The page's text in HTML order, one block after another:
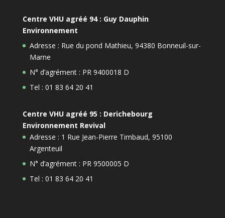
Centre VHU agréé 94 : Guy Dauphin
Environnement
Adresse : Rue du pond Mathieu, 94380 Bonneuil-sur-
Marne
N° d’agrément : PR 9400018 D
Tel : 01 83 64 20 41
Centre VHU agréé 95 : Derichebourg
Environnement Revival
Adresse : 1 Rue Jean-Pierre Timbaud, 95100
Argenteuil
N° d’agrément : PR 9500005 D
Tel : 01 83 64 20 41